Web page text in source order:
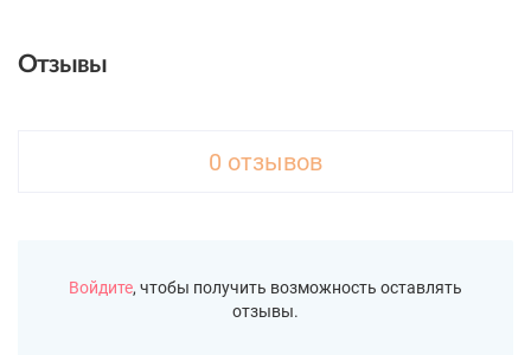
Отзывы
0 отзывов
Войдите, чтобы получить возможность оставлять
отзывы.